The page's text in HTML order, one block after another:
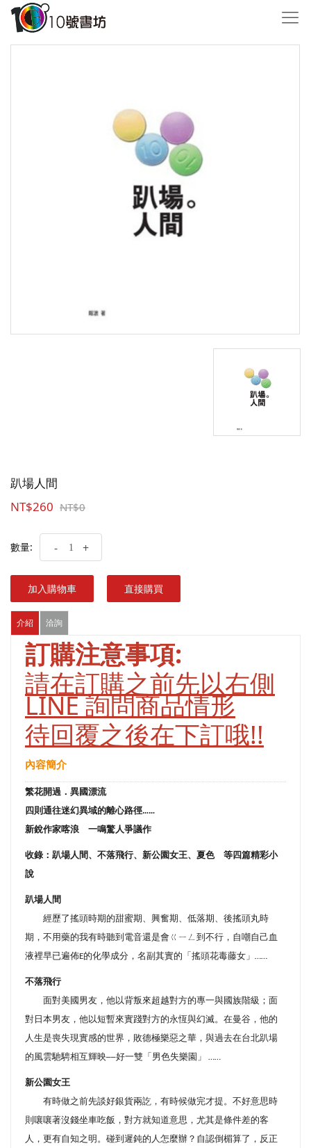
趴場人間
NT$260 NT$0
數量: - +
加入購物車 直接購買
介紹 洽詢
訂購注意事項:
請在訂購之前先以右側
LINE 詢問商品情形
待回覆之後在下訂哦!!
內容簡介
繁花開過．異國漂流
四則通往迷幻異域的離心路徑……
新銳作家喀浪 一鳴驚人爭議作
收錄：趴場人間、不落飛行、新公園女王、夏色 等四篇精彩小
說
趴場人間
經歷了搖頭時期的甜蜜期、興奮期、低落期、後搖頭丸時
期，不用藥的我有時聽到電音還是會ㄍㄧㄥ到不行，自嘲自己血
液裡早已遍佈E的化學成分，名副其實的「搖頭花毒藤女」 ……
不落飛行
面對美國男友，他以背叛來超越對方的專一與國族階級；面
對日本男友，他以短暫來實踐對方的永恆與幻滅。在曼谷，他的
人生是喪失現實感的世界，敗德極樂惡之華，與過去在台北趴場
的風雲馳騁相互輝映──好一雙「男色失樂園」 ……
新公園女王
有時做之前先談好銀貨兩訖，有時候做完才提。不好意思時
則嚷嚷著沒錢坐車吃飯，對方就知道意思，尤其是條件差的客
人，更有自知之明。碰到遲鈍的人怎麼辦？自認倒楣算了，反正